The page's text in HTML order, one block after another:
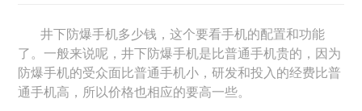
井下防爆手机多少钱，这个要看手机的配置和功能
了。一般来说呢，井下防爆手机是比普通手机贵的，因为
防爆手机的受众面比普通手机小，研发和投入的经费比普
通手机高，所以价格也相应的要高一些。